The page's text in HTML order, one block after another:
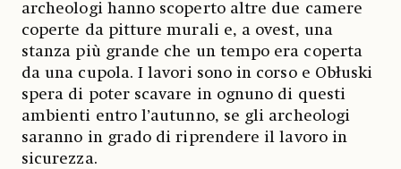
archeologi hanno scoperto altre due camere
coperte da pitture murali e, a ovest, una
stanza più grande che un tempo era coperta
da una cupola. I lavori sono in corso e Obłuski
spera di poter scavare in ognuno di questi
ambienti entro l’autunno, se gli archeologi
saranno in grado di riprendere il lavoro in
sicurezza.